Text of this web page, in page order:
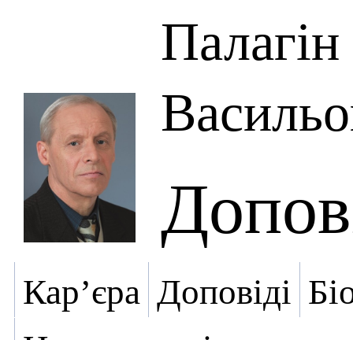
Кар’єра Доповіді